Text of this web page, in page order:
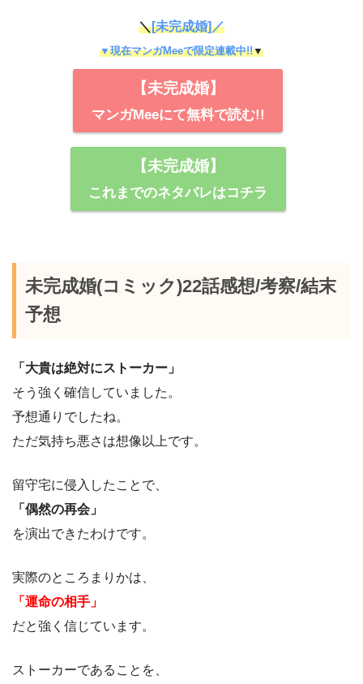
＼[未完成婚]／
▼現在マンガMeeで限定連載中!!▼
【未完成婚】
マンガMeeにて無料で読む!!
【未完成婚】
これまでのネタバレはコチラ
未完成婚(コミック)22話感想/考察/結末
予想
「大貴は絶対にストーカー」
そう強く確信していました。
予想通りでしたね。
ただ気持ち悪さは想像以上です。
留守宅に侵入したことで、
「偶然の再会」
を演出できたわけです。
実際のところまりかは、
「運命の相手」
だと強く信じています。
ストーカーであることを、